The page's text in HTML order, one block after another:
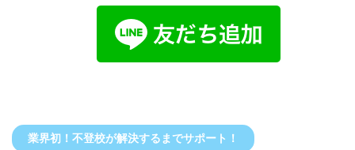
業界初！不登校が解決するまでサポート！